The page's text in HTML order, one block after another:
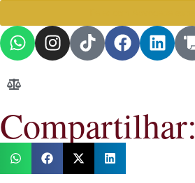
Compartilhar: